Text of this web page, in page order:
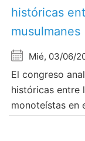
históricas
musulmanes
Mié, 03/06/
El congreso
históricas entre
monoteístas en